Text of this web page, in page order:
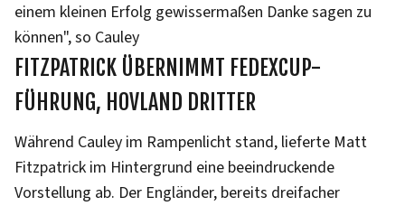
einem kleinen Erfolg gewissermaßen Danke sagen zu
können", so Cauley
FITZPATRICK ÜBERNIMMT FEDEXCUP-
FÜHRUNG, HOVLAND DRITTER
Während Cauley im Rampenlicht stand, lieferte Matt
Fitzpatrick im Hintergrund eine beeindruckende
Vorstellung ab. Der Engländer, bereits dreifacher